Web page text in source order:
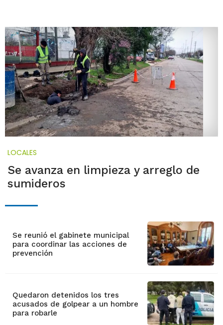
LOCALES
Se avanza en limpieza y arreglo de
sumideros
Se reunió el gabinete municipal
para coordinar las acciones de
prevención
Quedaron detenidos los tres
acusados de golpear a un hombre
para robarle